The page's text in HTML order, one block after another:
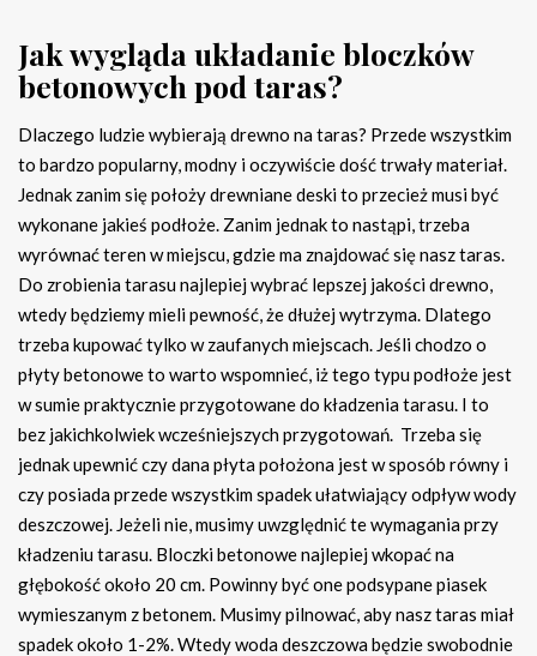
Jak wygląda układanie bloczków
betonowych pod taras?
Dlaczego ludzie wybierają drewno na taras? Przede wszystkim
to bardzo popularny, modny i oczywiście dość trwały materiał.
Jednak zanim się położy drewniane deski to przecież musi być
wykonane jakieś podłoże. Zanim jednak to nastąpi, trzeba
wyrównać teren w miejscu, gdzie ma znajdować się nasz taras.
Do zrobienia tarasu najlepiej wybrać lepszej jakości drewno,
wtedy będziemy mieli pewność, że dłużej wytrzyma. Dlatego
trzeba kupować tylko w zaufanych miejscach. Jeśli chodzo o
płyty betonowe to warto wspomnieć, iż tego typu podłoże jest
w sumie praktycznie przygotowane do kładzenia tarasu. I to
bez jakichkolwiek wcześniejszych przygotowań. Trzeba się
jednak upewnić czy dana płyta położona jest w sposób równy i
czy posiada przede wszystkim spadek ułatwiający odpływ wody
deszczowej. Jeżeli nie, musimy uwzględnić te wymagania przy
kładzeniu tarasu. Bloczki betonowe najlepiej wkopać na
głębokość około 20 cm. Powinny być one podsypane piasek
wymieszanym z betonem. Musimy pilnować, aby nasz taras miał
spadek około 1-2%. Wtedy woda deszczowa będzie swobodnie